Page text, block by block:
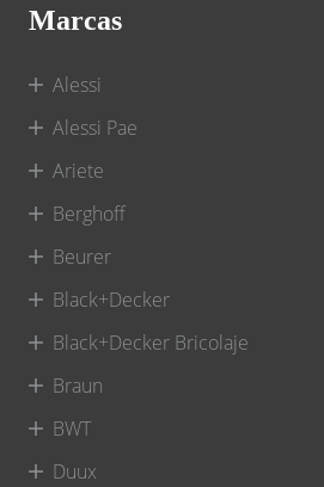
Marcas
Alessi
Alessi Pae
Ariete
Berghoff
Beurer
Black+Decker
Black+Decker Bricolaje
Braun
BWT
Duux